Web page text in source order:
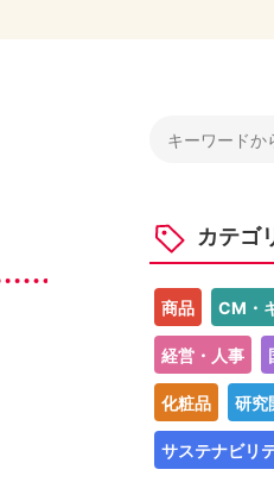
カテゴ
商品 CM・
経営・人事
化粧品 研究
サステナビリ